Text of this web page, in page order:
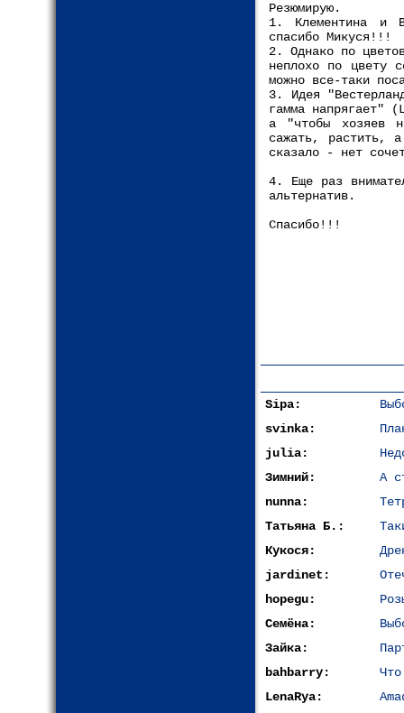
Резюмирую.
1. Клементина и
спасибо Микуся!!!
2. Однако по
неплохо по цвету
можно все-таки
3. Идея
гамма напрягает"
а "чтобы хозяев
сажать, растить,
сказало - нет
4. Еще раз
альтернатив.
Спасибо!!!
Sipa:
svinka:
julia:
Зимний:
А
nunna:
Татьяна Б.:
Кукося:
jardinet:
hopegu:
Семёна:
Зайка:
bahbarry:
LenaRya: